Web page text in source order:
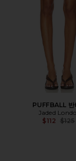
PUFFBALL 반
Jaded
$112 $125